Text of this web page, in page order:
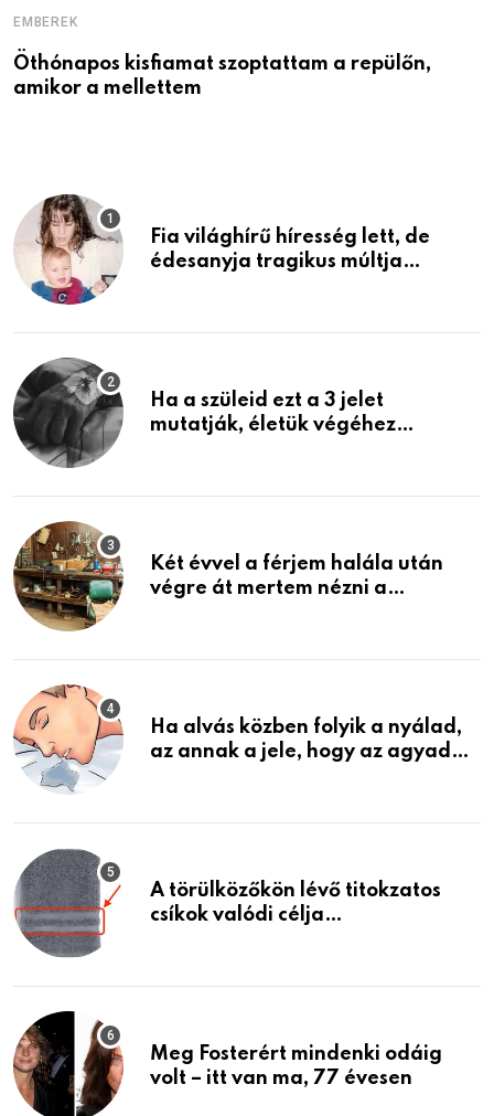
EMBEREK
Öthónapos kisfiamat szoptattam a repülőn,
amikor a mellettem
Fia világhírű híresség lett, de
édesanyja tragikus múltja
Ha a szüleid ezt a 3 jelet
mutatják, életük végéhez
Két évvel a férjem halála után
végre át mertem nézni a
életemet
Ha alvás közben folyik a nyálad,
az annak a jele, hogy az agyad…
A törülközőkön lévő titokzatos
csíkok valódi célja…
Meg Fosterért mindenki odáig
volt – itt van ma, 77 évesen